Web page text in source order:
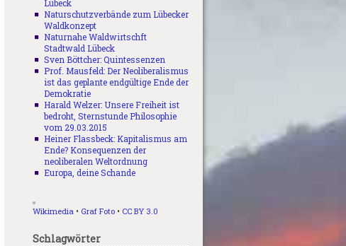
Lübeck
Naturschutzverbände zum Lübecker
Waldkonzept
Naturnahe Waldwirtschft
Stadtwald Lübeck
Sven Böttcher: Quintessenzen
Prof. Mausfeld: Der Neoliberalismus
ist das geplante endgültige Ende der
Demokratie
Harald Welzer: Unsere Freiheit ist
bedroht, Sternstunde Philosophie
vom 29.03.2015
Heiner Flassbeck: Kapitalismus am
Ende? Konsequenzen der
neoliberalen Weltordnung
Europa, deine Schande
Wikimedia • Graf Foto • CC BY 3.0
Schlagwörter